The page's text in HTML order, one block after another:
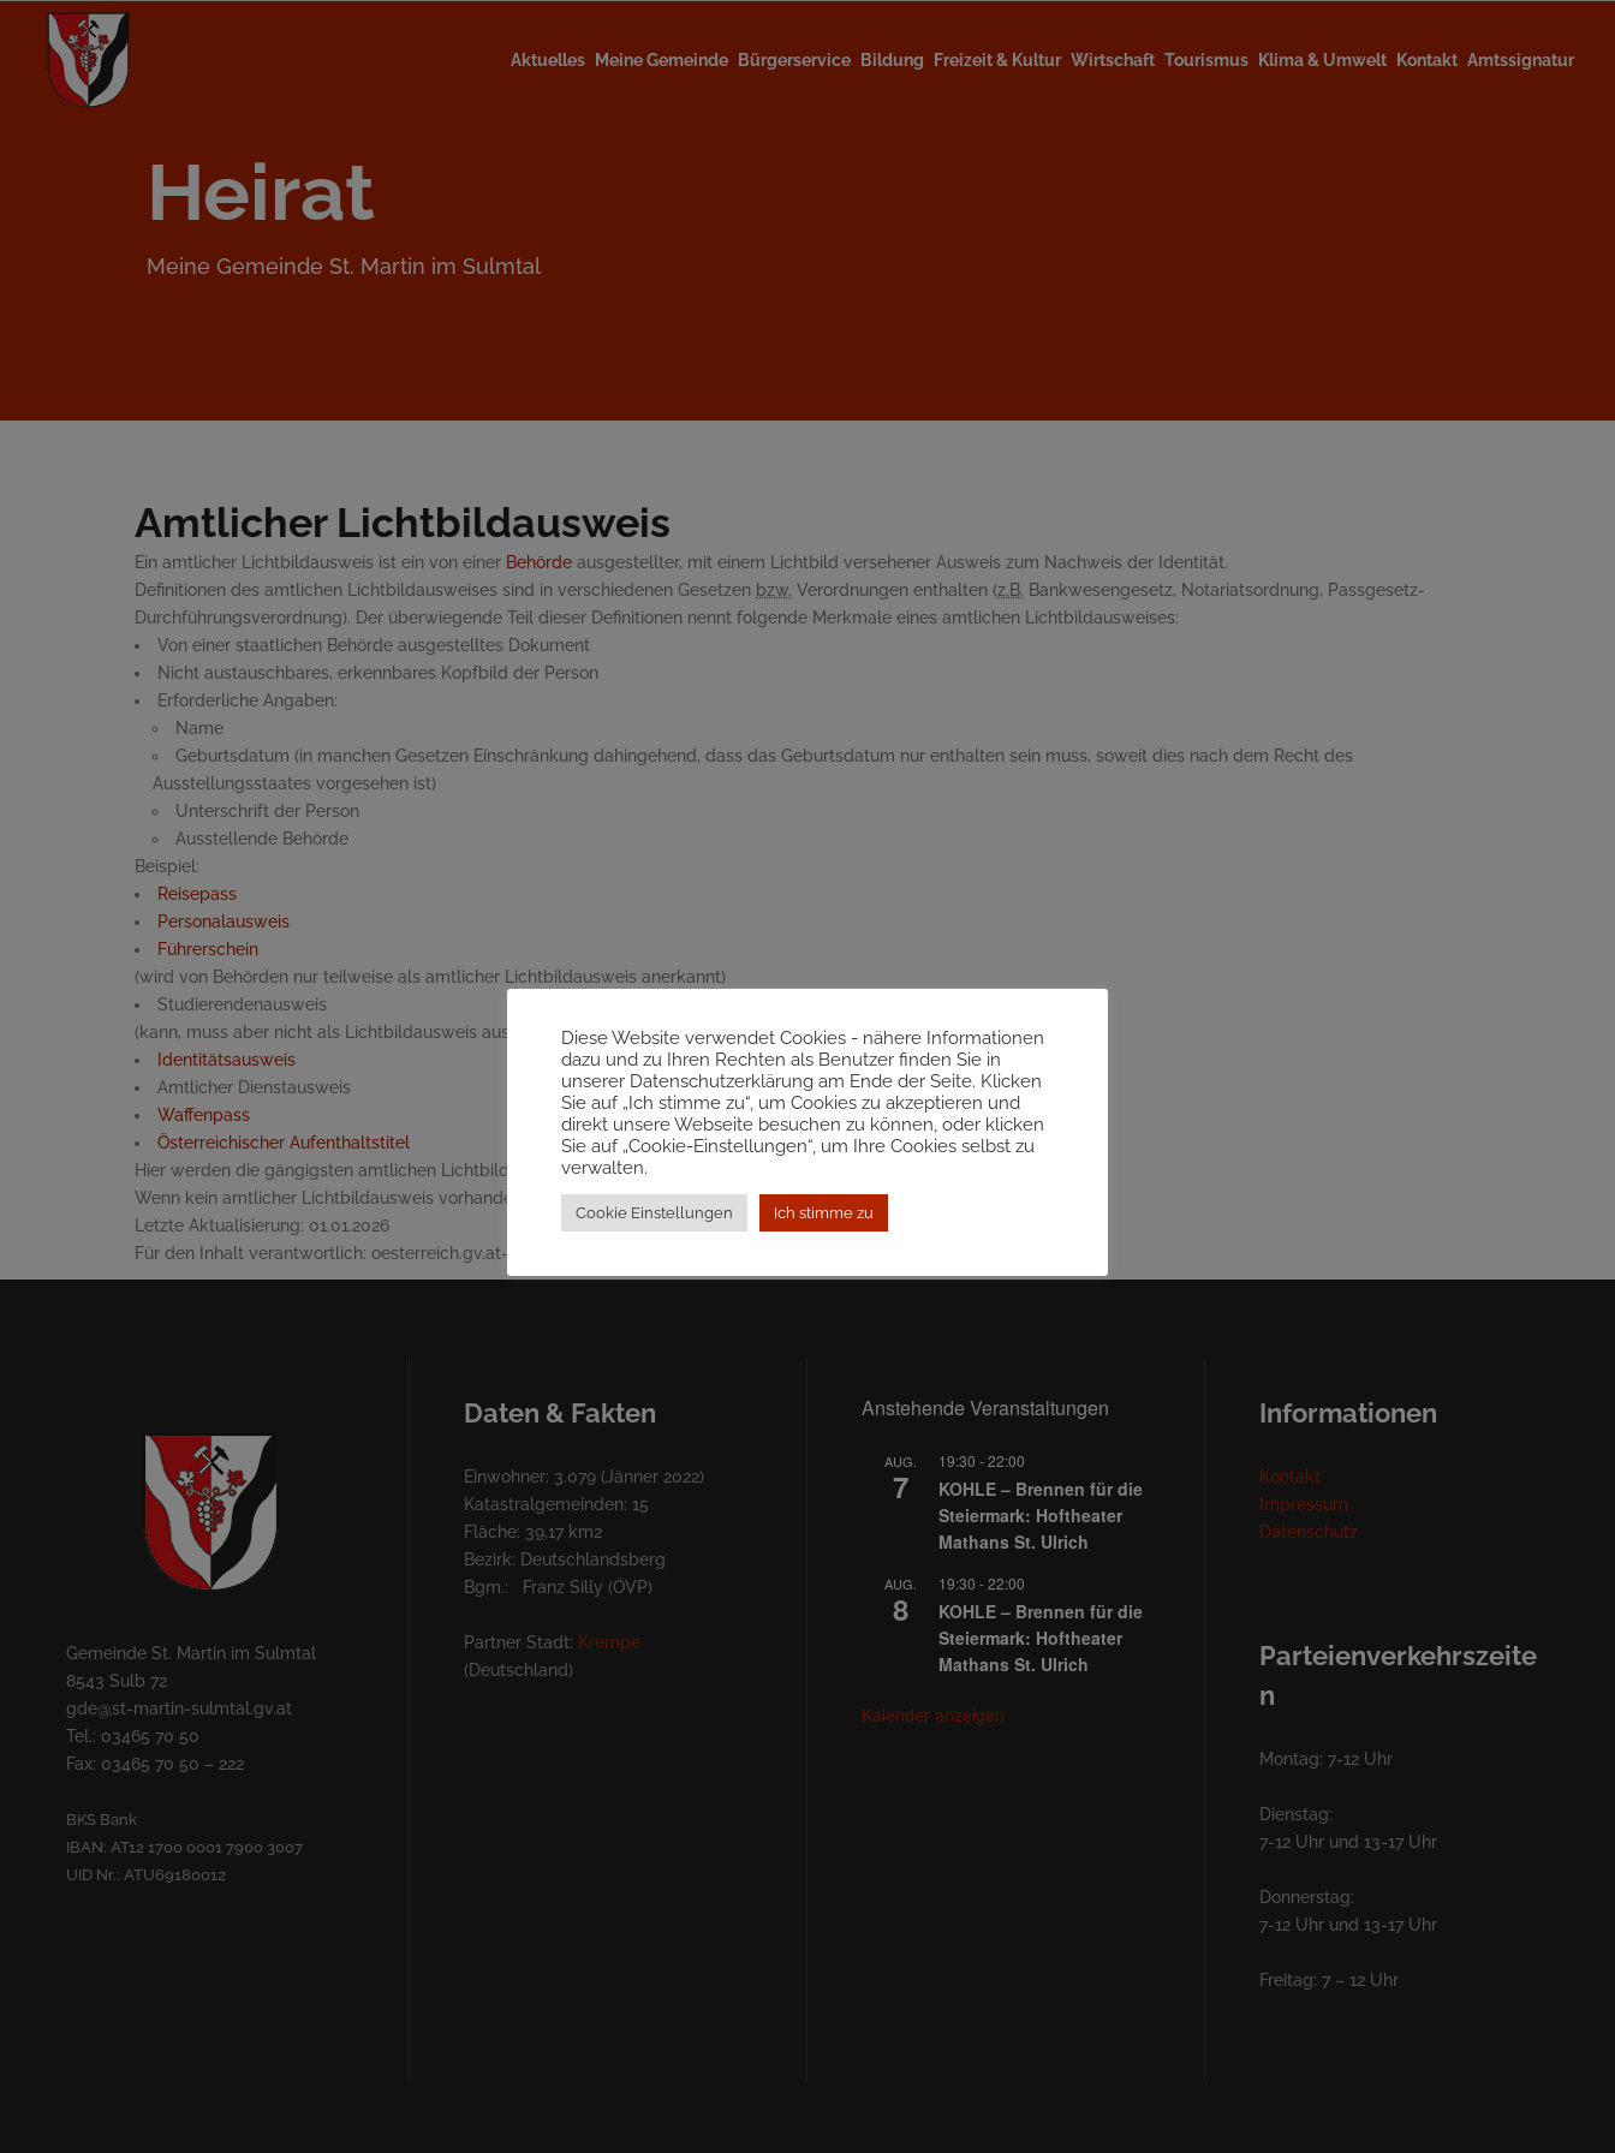
Aktuelles Meine Gemeinde Bürgerservice Bildung Freizeit & Kultur Wirtschaft Tourismus Klima & Umwelt Kontakt Amtssignatur
Heirat
Meine Gemeinde St. Martin im Sulmtal
Amtlicher Lichtbildausweis
Ein amtlicher Lichtbildausweis ist ein von einer Behörde ausgestellter, mit einem Lichtbild versehener Ausweis zum Nachweis der Identität.
Definitionen des amtlichen Lichtbildausweises sind in verschiedenen Gesetzen bzw. Verordnungen enthalten (z.B. Bankwesengesetz, Notariatsordnung, Passgesetz-
Durchführungsverordnung). Der überwiegende Teil dieser Definitionen nennt folgende Merkmale eines amtlichen Lichtbildausweises:
Von einer staatlichen Behörde ausgestelltes Dokument
Nicht austauschbares, erkennbares Kopfbild der Person
Erforderliche Angaben:
Name
Geburtsdatum (in manchen Gesetzen Einschränkung dahingehend, dass das Geburtsdatum nur enthalten sein muss, soweit dies nach dem Recht des
Ausstellungsstaates vorgesehen ist)
Unterschrift der Person
Ausstellende Behörde
Beispiel:
Reisepass
Personalausweis
Führerschein
(wird von Behörden nur teilweise als amtlicher Lichtbildausweis anerkannt)
Studierendenausweis
(kann, muss aber nicht als Lichtbildausweis ausgestaltet sein)
Identitätsausweis
Amtlicher Dienstausweis
Waffenpass
Österreichischer Aufenthaltstitel
Hier werden die gängigsten amtlichen Lichtbildausweise beispielhaft aufgezählt.
Wenn kein amtlicher Lichtbildausweis vorhanden ist, bedarf eseiner Identitätszeugin/eines Identitätszeugen
Letzte Aktualisierung: 01.01.2026
Für den Inhalt verantwortlich: oesterreich.gv.at-Redaktion
Gemeinde St. Martin im Sulmtal
8543 Sulb 72
gde@st-martin-sulmtal.gv.at
Tel.: 03465 70 50
Fax: 03465 70 50 – 222
BKS Bank
IBAN: AT12 1700 0001 7900 3007
UID Nr.: ATU69180012
Daten & Fakten
Einwohner: 3.079 (Jänner 2022)
Katastralgemeinden: 15
Fläche: 39,17 km2
Bezirk: Deutschlandsberg
Bgm.: Franz Silly (ÖVP)
Partner Stadt: Krempe
(Deutschland)
Anstehende Veranstaltungen
AUG.
7
19:30 -22:00
KOHLE – Brennen für die
Steiermark: Hoftheater
Mathans St. Ulrich
AUG.
8
19:30 -22:00
KOHLE – Brennen für die
Steiermark: Hoftheater
Mathans St. Ulrich
Kalender anzeigen
Informationen
Kontakt
Impressum
Datenschutz
Parteienverkehrszeite
n
Montag: 7-12 Uhr
Dienstag:
7-12 Uhr und 13-17 Uhr
Donnerstag:
7-12 Uhr und 13-17 Uhr
Freitag: 7 – 12 Uhr
Diese Website verwendet Cookies - nähere Informationen
dazu und zu Ihren Rechten als Benutzer finden Sie in
unserer Datenschutzerklärung am Ende der Seite. Klicken
Sie auf „Ich stimme zu“, um Cookies zu akzeptieren und
direkt unsere Webseite besuchen zu können, oder klicken
Sie auf „Cookie-Einstellungen“, um Ihre Cookies selbst zu
verwalten.
Cookie Einstellungen Ich stimme zu